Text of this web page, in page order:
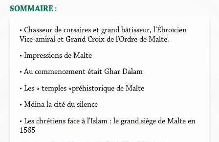
SOMMAIRE :
• Chasseur de corsaires et grand bâtisseur, l’Ébroïcien
Vice-amiral et Grand Croix de l’Ordre de Malte.
• Impressions de Malte
• Au commencement était Ghar Dalam
• Les « temples »préhistorique de Malte
• Mdina la cité du silence
• Les chrétiens face à l’Islam : le grand siège de Malte en
1565